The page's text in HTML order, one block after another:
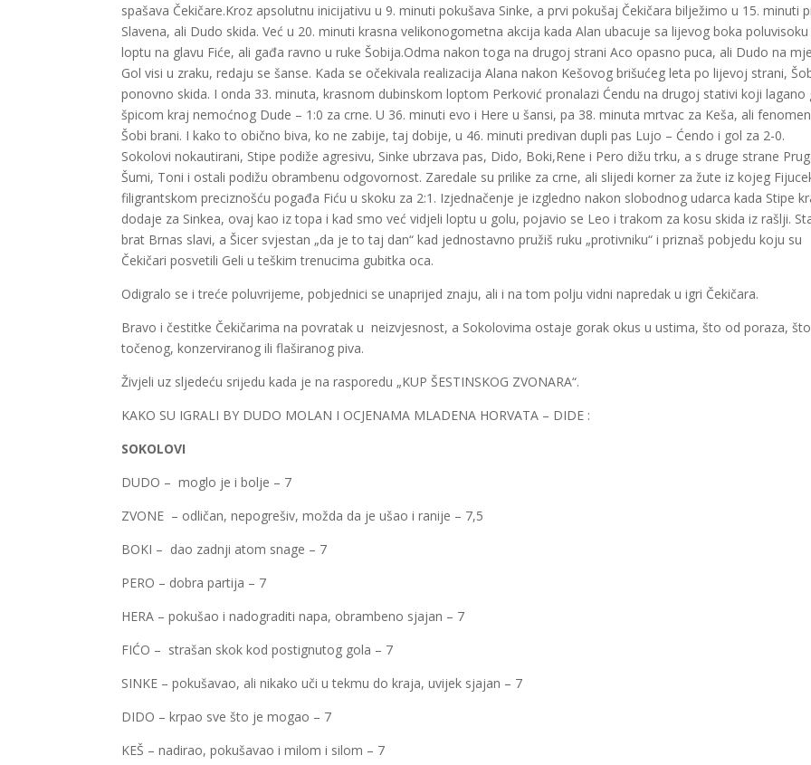
spašava Čekičare.Kroz apsolutnu inicijativu u 9. minuti pokušava Sinke, a prvi pokušaj Čekičara bilježimo u 15. minuti
Slavena, ali Dudo skida. Već u 20. minuti krasna velikonogometna akcija kada Alan ubacuje sa lijevog boka poluvisoku
loptu na glavu Fiće, ali gađa ravno u ruke Šobija.Odma nakon toga na drugoj strani Aco opasno puca, ali Dudo na
Gol visi u zraku, redaju se šanse. Kada se očekivala realizacija Alana nakon Kešovog brišućeg leta po lijevoj strani,
ponovno skida. I onda 33. minuta, krasnom dubinskom loptom Perković pronalazi Ćendu na drugoj stativi koji lagano
špicom kraj nemoćnog Dude – 1:0 za crne. U 36. minuti evo i Here u šansi, pa 38. minuta mrtvac za Keša, ali
Šobi brani. I kako to obično biva, ko ne zabije, taj dobije, u 46. minuti predivan dupli pas Lujo – Ćendo i gol za 2-0.
Sokolovi nokautirani, Stipe podiže agresivu, Sinke ubrzava pas, Dido, Boki,Rene i Pero dižu trku, a s druge strane
Šumi, Toni i ostali podižu obrambenu odgovornost. Zaredale su prilike za crne, ali slijedi korner za žute iz kojeg
filigrantskom preciznošću pogađa Fiću u skoku za 2:1. Izjednačenje je izgledno nakon slobodnog udarca kada Stipe
dodaje za Sinkea, ovaj kao iz topa i kad smo već vidjeli loptu u golu, pojavio se Leo i trakom za kosu skida iz rašlji.
brat Brnas slavi, a Šicer svjestan „da je to taj dan“ kad jednostavno pružiš ruku „protivniku“ i priznaš pobjedu koju su
Čekičari posvetili Geli u teškim trenucima gubitka oca.
Odigralo se i treće poluvrijeme, pobjednici se unaprijed znaju, ali i na tom polju vidni napredak u igri Čekičara.
Bravo i čestitke Čekičarima na povratak u neizvjesnost, a Sokolovima ostaje gorak okus u ustima, što od poraza,
točenog, konzerviranog ili flaširanog piva.
Živjeli uz sljedeću srijedu kada je na rasporedu „KUP ŠESTINSKOG ZVONARA“.
KAKO SU IGRALI BY DUDO MOLAN I OCJENAMA MLADENA HORVATA – DIDE :
SOKOLOVI
DUDO – moglo je i bolje – 7
ZVONE – odličan, nepogrešiv, možda da je ušao i ranije – 7,5
BOKI – dao zadnji atom snage – 7
PERO – dobra partija – 7
HERA – pokušao i nadograditi napa, obrambeno sjajan – 7
FIĆO – strašan skok kod postignutog gola – 7
SINKE – pokušavao, ali nikako uči u tekmu do kraja, uvijek sjajan – 7
DIDO – krpao sve što je mogao – 7
KEŠ – nadirao, pokušavao i milom i silom – 7